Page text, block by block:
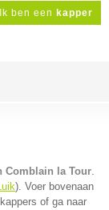
Ik ben een kapper
Comblain la Tour.
). Voer bovenaan
of ga naar